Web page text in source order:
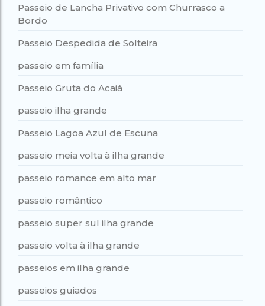
Passeio de Lancha Privativo com Churrasco a
Bordo
Passeio Despedida de Solteira
passeio em família
Passeio Gruta do Acaiá
passeio ilha grande
Passeio Lagoa Azul de Escuna
passeio meia volta à ilha grande
passeio romance em alto mar
passeio romântico
passeio super sul ilha grande
passeio volta à ilha grande
passeios em ilha grande
passeios guiados